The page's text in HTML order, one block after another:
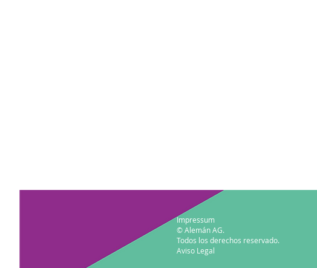
Impressum
© Alemán AG.
Todos los derechos reservado.
Aviso Legal